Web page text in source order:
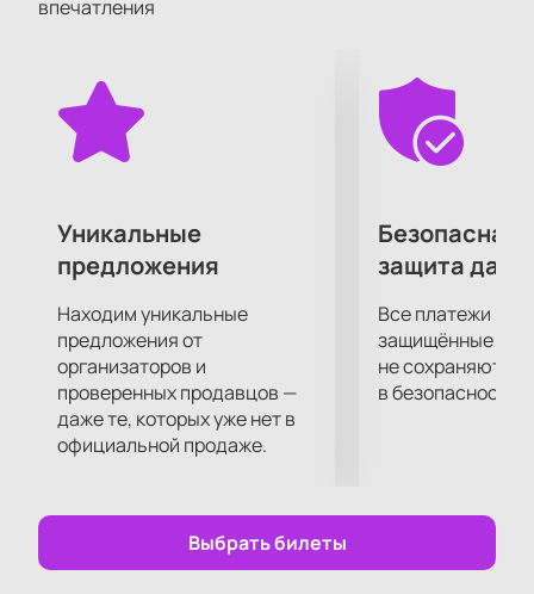
вновь.
оценили многие театральные критики и эксперты.
Не упустите возможности составить о спектакле
"Шикарная свадьба" собственное мнение!
впечатления
Уникальные
предложения
Находим уникальные
предложения от
организаторов и
проверенных продавцов —
даже те, которых уже нет в
официальной продаже.
Безопасная
защита
Все платежи
защищённые
не сохраняются
в безопасности.
Выбрать билеты